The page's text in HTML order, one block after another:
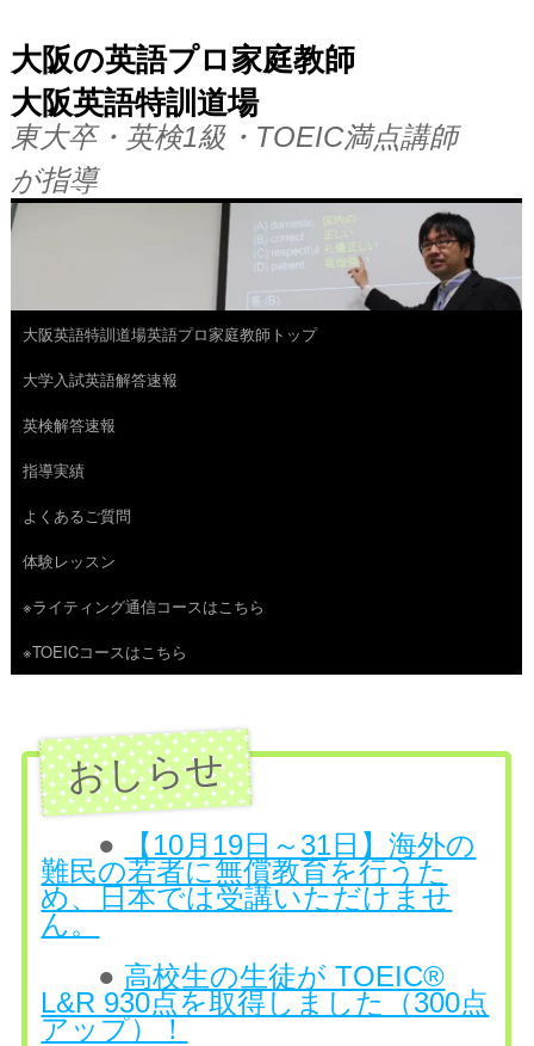
大阪の英語プロ家庭教師
大阪英語特訓道場
東大卒・英検1級・TOEIC満点講師
が指導
コ
ン
テ
ン
ツ
へ
ス
キ
大阪英語特訓道場英語プロ家庭教師トップ
大学入試英語解答速報
英検解答速報
指導実績
よくあるご質問
体験レッスン
※ライティング通信コースはこちら
※TOEICコースはこちら
●
【10月19日～31日】海外の
難民の若者に無償教育を行うた
め、日本では受講いただけませ
ん。
● 高校生の生徒が TOEIC®
L&R 930点を取得しました（300点
アップ）！